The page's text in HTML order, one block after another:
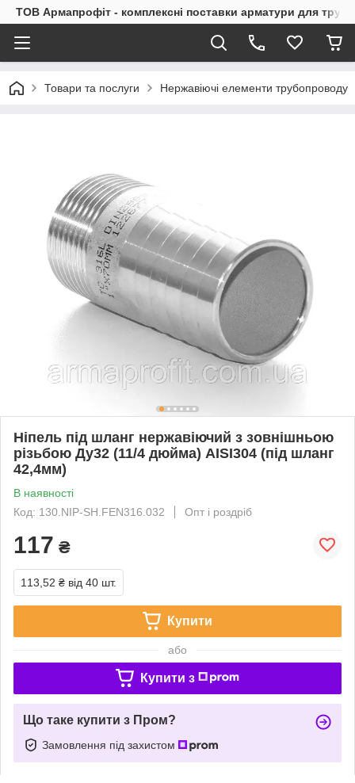
ТОВ Армапрофіт - комплексні поставки арматури для
Товари та послуги Нержавіючі елементи трубопроводу
Ніпель під шланг нержавіючий з зовнішньою
різьбою Ду32 (11/4 дюйма) AISI304 (під шланг
42,4мм)
В наявності
Код: 130.NIP-SH.FEN316.032
Опт і роздріб
117 ₴
113,52 ₴ від 40 шт.
Купити
або
Купити з
Що таке купити з Пром?
Замовлення під захистом